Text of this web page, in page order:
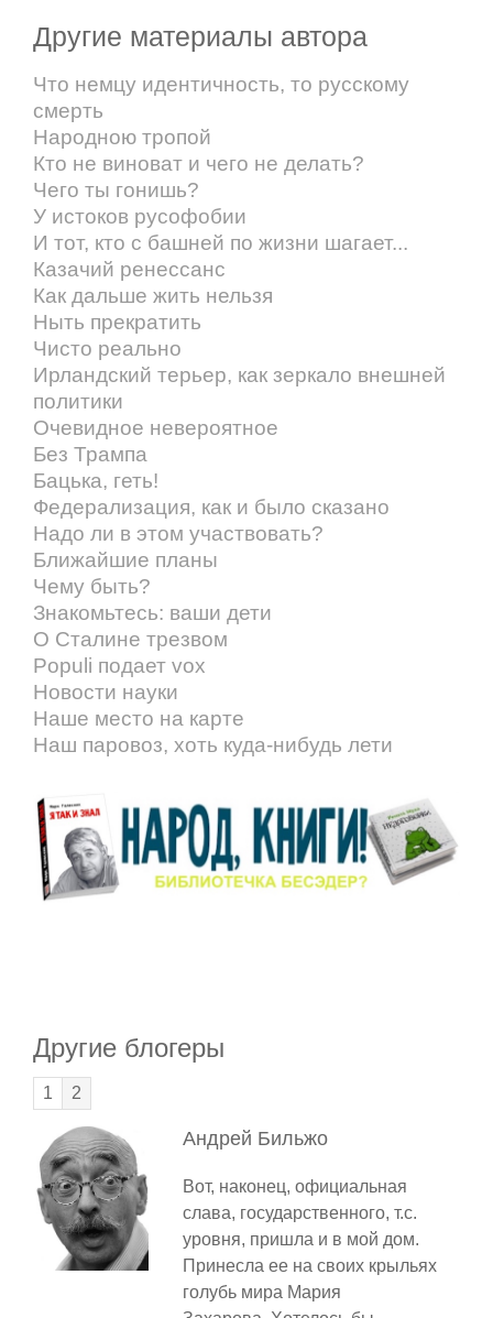
Другие материалы автора
Что немцу идентичность, то русскому
смерть
Народною тропой
Кто не виноват и чего не делать?
Чего ты гонишь?
У истоков русофобии
И тот, кто с башней по жизни шагает...
Казачий ренессанс
Как дальше жить нельзя
Ныть прекратить
Чисто реально
Ирландский терьер, как зеркало внешней
политики
Очевидное невероятное
Без Трампа
Бацька, геть!
Федерализация, как и было сказано
Надо ли в этом участвовать?
Ближайшие планы
Чему быть?
Знакомьтесь: ваши дети
О Сталине трезвом
Populi подает vox
Новости науки
Наше место на карте
Наш паровоз, хоть куда-нибудь лети
Другие блогеры
1 2
Андрей Бильжо
Вот, наконец, официальная
слава, государственного, т.с.
уровня, пришла и в мой дом.
Принесла ее на своих крыльях
голубь мира Мария